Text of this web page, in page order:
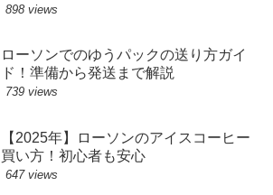
898 views
ローソンでのゆうパックの送り方ガイ
ド！準備から発送まで解説
739 views
【2025年】ローソンのアイスコーヒー
買い方！初心者も安心
647 views